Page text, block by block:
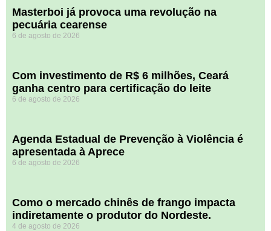
Masterboi já provoca uma revolução na
pecuária cearense
6 de agosto de 2026
Com investimento de R$ 6 milhões, Ceará
ganha centro para certificação do leite
6 de agosto de 2026
Agenda Estadual de Prevenção à Violência é
apresentada à Aprece
6 de agosto de 2026
​Como o mercado chinês de frango impacta
indiretamente o produtor do Nordeste.
4 de agosto de 2026